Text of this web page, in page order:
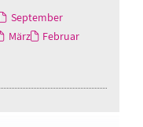
September
März
Februar